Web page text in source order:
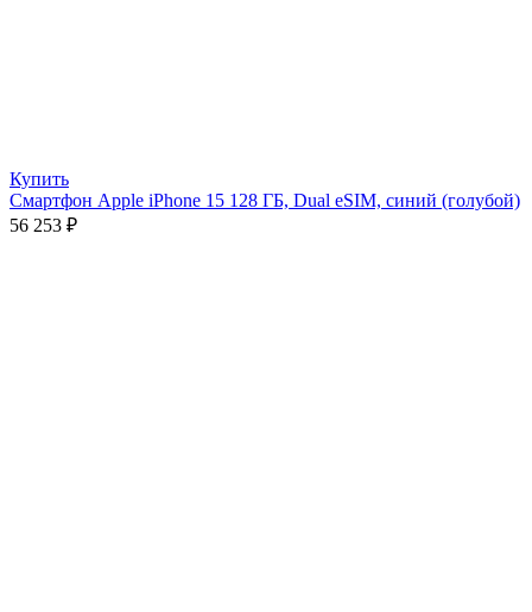
Купить
Смартфон Apple iPhone 15 128 ГБ, Dual еSIM, синий (голубой)
56 253 ₽